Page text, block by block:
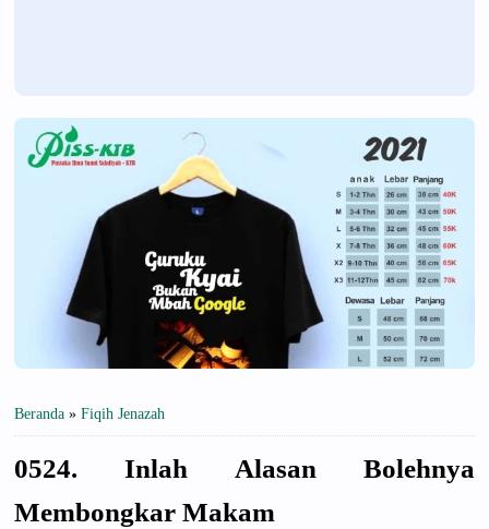
Beranda » Fiqih Jenazah
0524. Inlah Alasan Bolehnya
Membongkar Makam